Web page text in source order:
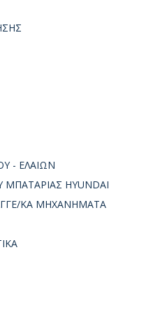
- ΕΛΑΙΩΝ
HYUNDAI
ΚΑ ΜΗΧΑΝΗΜΑΤΑ